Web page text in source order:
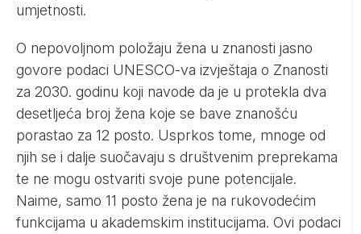
umjetnosti.
O nepovoljnom položaju žena u znanosti jasno
govore podaci UNESCO-va izvještaja o Znanosti
za 2030. godinu koji navode da je u protekla dva
desetljeća broj žena koje se bave znanošću
porastao za 12 posto. Usprkos tome, mnoge od
njih se i dalje suočavaju s društvenim preprekama
te ne mogu ostvariti svoje pune potencijale.
Naime, samo 11 posto žena je na rukovodećim
funkcijama u akademskim institucijama. Ovi podaci